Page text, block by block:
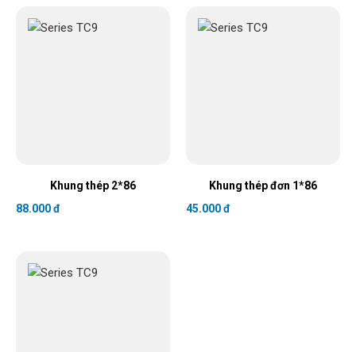
Khung thép 2*86
88.000 đ
Khung thép đơn 1*86
45.000 đ